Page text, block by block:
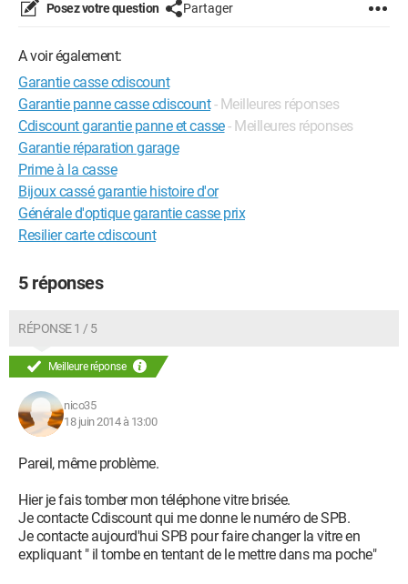
Posez votre question Partager
A voir également:
Garantie casse cdiscount
Garantie panne casse cdiscount - Meilleures réponses
Cdiscount garantie panne et casse- Meilleures réponses
Garantie réparation garage
Prime à la casse
Bijoux cassé garantie histoire d'or
Générale d'optique garantie casse prix
Resilier carte cdiscount
5 réponses
RÉPONSE 1 / 5
Meilleure réponse
nico35
18 juin 2014 à 13:00
Pareil, même problème.
Hier je fais tomber mon téléphone vitre brisée.
Je contacte Cdiscount qui me donne le numéro de SPB.
Je contacte aujourd'hui SPB pour faire changer la vitre en
expliquant " il tombe en tentant de le mettre dans ma poche"